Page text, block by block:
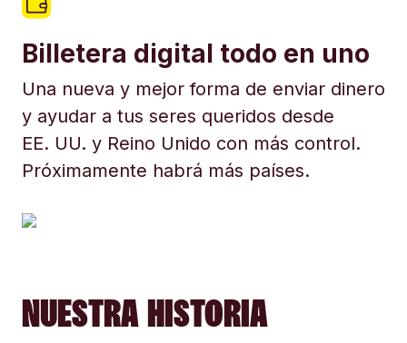
Billetera digital todo en uno
Una nueva y mejor forma de enviar dinero
y ayudar a tus seres queridos desde
EE. UU. y Reino Unido con más control.
Próximamente habrá más países.
NUESTRA HISTORIA